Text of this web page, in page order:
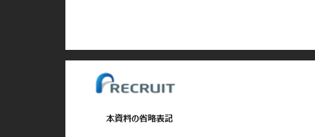
本資料の省略表記